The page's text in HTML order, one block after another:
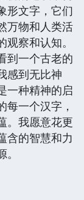
形文字，它们
万物和人类活
察和认知。
到一个古老的
感到无比神
一种精神的启
一个汉字，
。我愿意花更
含的智慧和力